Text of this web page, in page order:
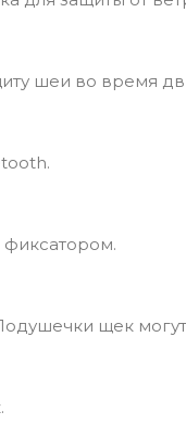
шеи во время
щек